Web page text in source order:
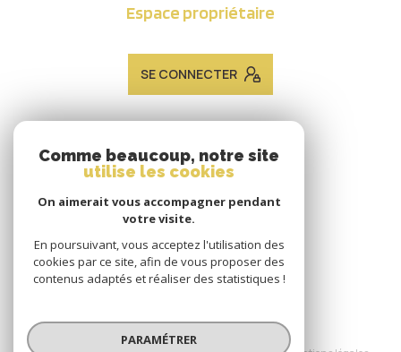
Espace propriétaire
SE CONNECTER
ADHÉRENTS
Nous adhérons
Comme beaucoup, notre site
utilise les cookies
On aimerait vous accompagner pendant
votre visite.
En poursuivant, vous acceptez l'utilisation des
cookies par ce site, afin de vous proposer des
contenus adaptés et réaliser des statistiques !
PARAMÉTRER